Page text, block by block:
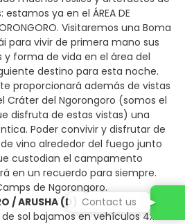
ya en el ÁREA DE
Visitaremos una Boma
para vivir de primera mano sus
forma de vida en el área del
destino para esta noche.
proporcionará además de vistas
Cráter del Ngorongoro (somos el
disfruta de estas vistas) una
Poder convivir y disfrutar de
vino alrededor del fuego junto
custodian el campamento
en un recuerdo para siempre.
de Ngorongoro.
/ ARUSHA (D)
sol bajamos en vehículos 4x4